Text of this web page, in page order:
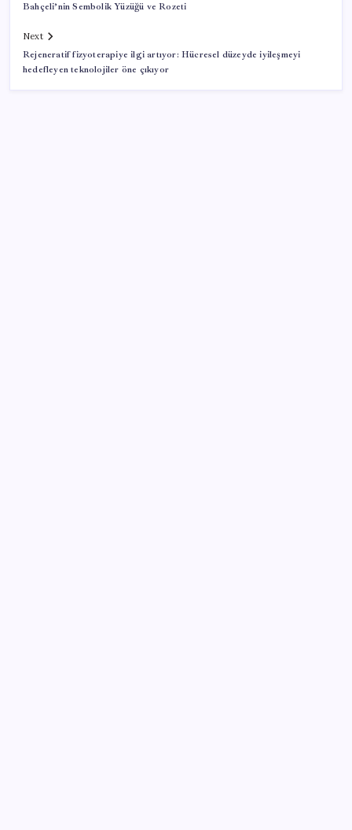
Bahçeli’nin Sembolik Yüzüğü ve Rozeti
Next
Rejeneratif fizyoterapiye ilgi artıyor: Hücresel düzeyde iyileşmeyi
hedefleyen teknolojiler öne çıkıyor